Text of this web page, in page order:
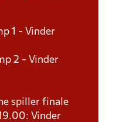
1 - Vinder
2 - Vinder
spiller finale
Vinder